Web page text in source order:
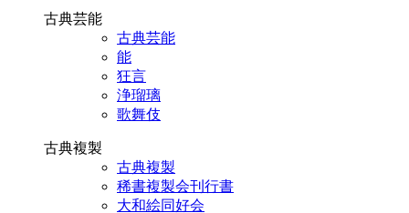
古典芸能
古典芸能
能
狂言
浄瑠璃
歌舞伎
古典複製
古典複製
稀書複製会刊行書
大和絵同好会